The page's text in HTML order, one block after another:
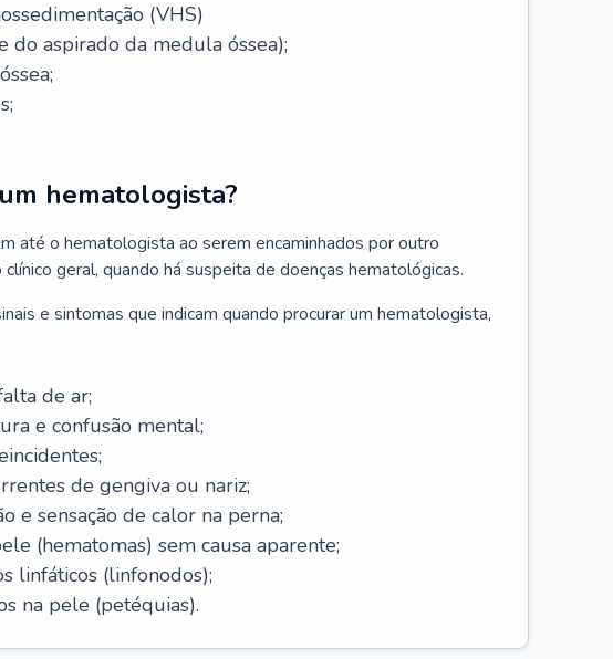
(VHS)
do aspirado da medula óssea);
hematologista?
até o hematologista ao serem encaminhados por outro
geral, quando há suspeita de doenças hematológicas.
e sintomas que indicam quando procurar um hematologista,
de ar;
e confusão mental;
de gengiva ou nariz;
e sensação de calor na perna;
(hematomas) sem causa aparente;
linfáticos (linfonodos);
na pele (petéquias).